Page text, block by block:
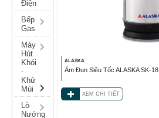
Điện
Bếp
Gas
Máy
Hút
Khói
-
Khử
Mùi
Lò
Nướng
ALASKA
Ấm Đun Siêu Tốc ALASKA SK-18
XEM CHI TIẾT